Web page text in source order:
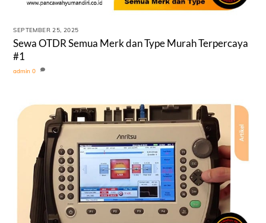
SEPTEMBER 25, 2025
Sewa OTDR Semua Merk dan Type Murah Terpercaya
#1
admin 0